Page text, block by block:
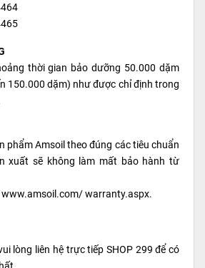
thời gian bảo dưỡng 50.000 dặm
150.000 dặm) như được chỉ định trong
phẩm Amsoil theo đúng các tiêu chuẩn
xuất sẽ không làm mất bảo hành từ
warranty.aspx.
lòng liên hệ trực tiếp SHOP 299 để có